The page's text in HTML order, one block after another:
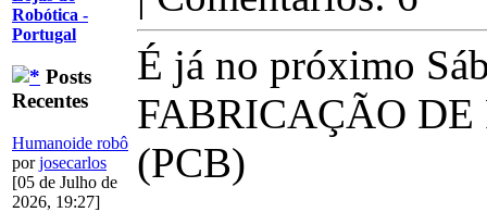
Robótica -
Portugal
Posts
Recentes
Humanoide robô
porjosecarlos
[05 de Julho de
2026, 19:27]
É já no próximo
FABRICAÇÃO
(PCB)